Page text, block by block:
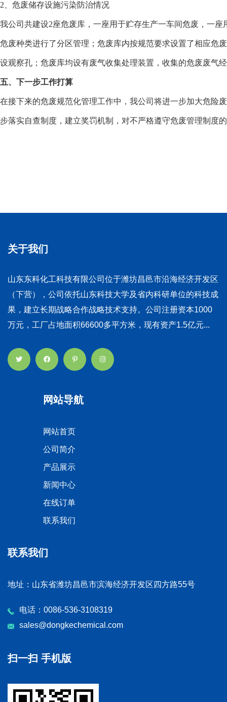
2、危废储存设施污染防治情况
我公司共建设2座危废库，一座用于贮存生产一车间危废，一
危废种类进行了分区管理；危废库内按规范要求设置了相应危
设观察孔；危废库均设有废气收集处理装置，收集的危废废气
五、下一步工作打算
在接下来的危废规范化管理工作中，我公司将进一步加大危险
步落实自查制度，建立奖罚机制，对不严格遵守危废管理制度
关于我们
山东东科化工科技有限公司位于潍坊昌邑市沿海经济开发区
（下营），公司依托山东科技大学及省内科研单位的科技成
果，建立长期战略合作战略技术支持。公司注册资本1000
万元，工厂占地面积66600多平方米，现有资产1.5亿元...
网站导航
网站首页
公司简介
产品展示
新闻中心
在线订单
联系我们
联系我们
地址：山东省潍坊昌邑市滨海经济开发区四方路55号
电话：0086-536-3108319
sales@dongkechemical.com
扫一扫 手机版